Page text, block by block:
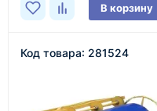
В корзину
Код товара: 281524